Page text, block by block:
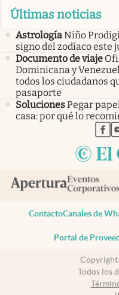
Últimas noticias
AstrologíaNiño
signo del zodíaco este
Documento de viaje
Dominicana y
todos los ciudadanos
pasaporte
SolucionesPegar
casa: por qué lo
ContactoCanales de
Portal de
Copyright
Todos los